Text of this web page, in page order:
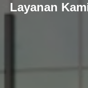
Layanan